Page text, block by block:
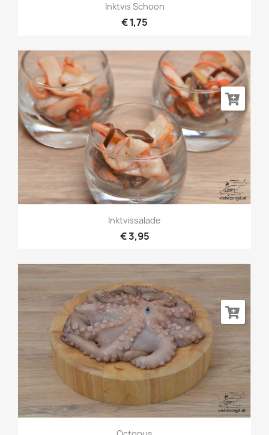
Inktvis Schoon
€ 1,75
Inktvissalade
€ 3,95